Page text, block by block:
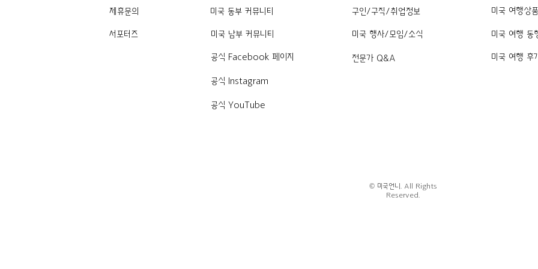
제휴문의
서포터즈
미국 동부 커뮤니티
미국 남부 커뮤니티
공식 Facebook 페이지
공식 Instagram
공식 YouTube
구인/구직/취업정보
미국 행사/모임/소식
전문가 Q&A
미국 여행상품
미국 여행 동
미국 여행 후기
© 미국언니. All Rights
Reserved.